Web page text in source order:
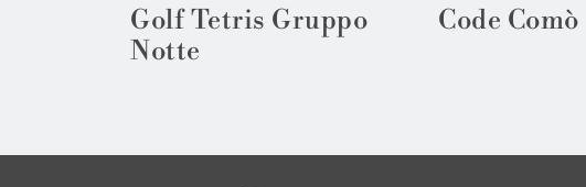
Golf Tetris Gruppo
Notte
Code Comò